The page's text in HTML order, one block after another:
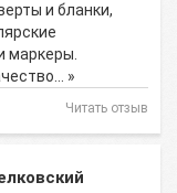
и бланки,
маркеры.
»
Читать отзыв